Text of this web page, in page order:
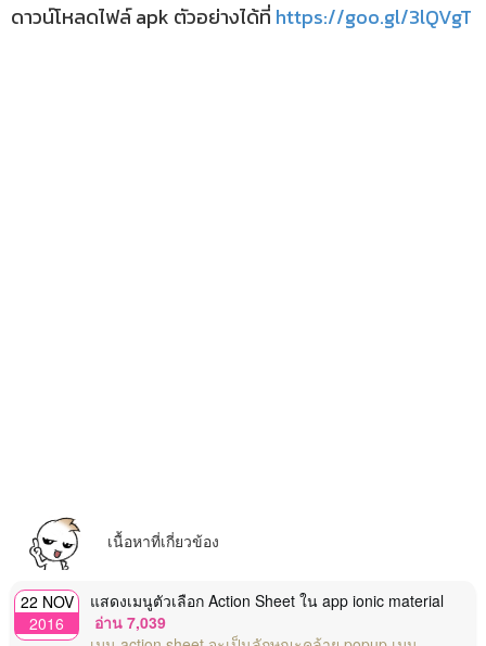
ดาวน์โหลดไฟล์ apk ตัวอย่างได้ที่ https://goo.gl/3lQVgT
เนื้อหาที่เกี่ยวข้อง
22 NOV
2016
แสดงเมนูตัวเลือก Action Sheet ใน app ionic material
อ่าน 7,039